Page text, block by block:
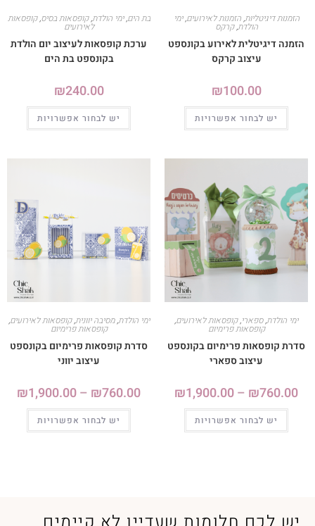
הזמנות דיגיטליות,הזמנות לאירועים,ימי
הולדת,קרקס
הזמנה דיגיטלית לאירוע בקונספט
עיצוב קרקס
₪100.00
יש לבחור אפשרויות
בת הים,ימי הולדת,קופסאות בסיס,קופסאות
לאירועים
ערכת קופסאות לעיצוב יום הולדת
בקונספט בת הים
₪240.00
יש לבחור אפשרויות
ימי הולדת,ספארי,קופסאות לאירועים,
קופסאות פרימיום
סדרת קופסאות פרימיום בקונספט
עיצוב ספארי
₪760.00
–
₪1,900.00
יש לבחור אפשרויות
ימי הולדת,מסיבה יוונית,קופסאות לאירועים,
קופסאות פרימיום
סדרת קופסאות פרימיום בקונספט
עיצוב יווני
₪760.00
–
₪1,900.00
יש לבחור אפשרויות